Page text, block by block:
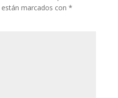
marcados con *